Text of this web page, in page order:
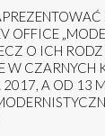
OFFICE
O ICH
W CZARNYCH
A OD 13